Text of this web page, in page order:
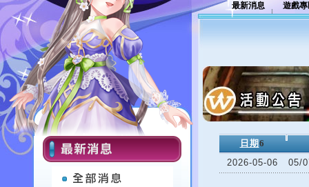
最新消息 遊戲
日期 6
2026-05-06
05/